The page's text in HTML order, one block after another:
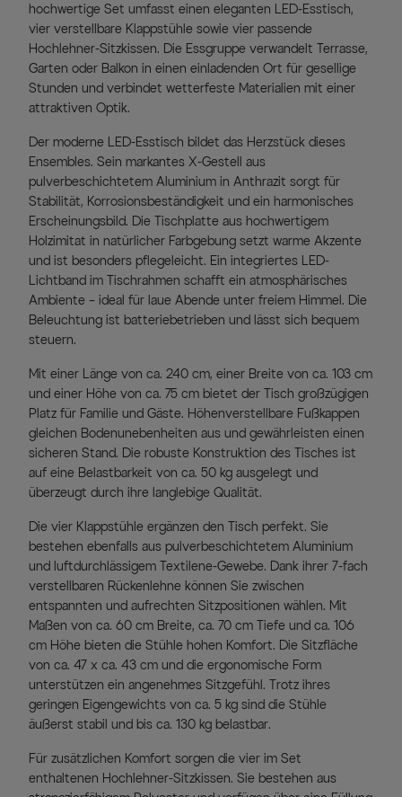
hochwertige Set umfasst einen eleganten LED-Esstisch,
vier verstellbare Klappstühle sowie vier passende
Hochlehner-Sitzkissen. Die Essgruppe verwandelt Terrasse,
Garten oder Balkon in einen einladenden Ort für gesellige
Stunden und verbindet wetterfeste Materialien mit einer
attraktiven Optik.
Der moderne LED-Esstisch bildet das Herzstück dieses
Ensembles. Sein markantes X-Gestell aus
pulverbeschichtetem Aluminium in Anthrazit sorgt für
Stabilität, Korrosionsbeständigkeit und ein harmonisches
Erscheinungsbild. Die Tischplatte aus hochwertigem
Holzimitat in natürlicher Farbgebung setzt warme Akzente
und ist besonders pflegeleicht. Ein integriertes LED-
Lichtband im Tischrahmen schafft ein atmosphärisches
Ambiente – ideal für laue Abende unter freiem Himmel. Die
Beleuchtung ist batteriebetrieben und lässt sich bequem
steuern.
Mit einer Länge von ca. 240 cm, einer Breite von ca. 103 cm
und einer Höhe von ca. 75 cm bietet der Tisch großzügigen
Platz für Familie und Gäste. Höhenverstellbare Fußkappen
gleichen Bodenunebenheiten aus und gewährleisten einen
sicheren Stand. Die robuste Konstruktion des Tisches ist
auf eine Belastbarkeit von ca. 50 kg ausgelegt und
überzeugt durch ihre langlebige Qualität.
Die vier Klappstühle ergänzen den Tisch perfekt. Sie
bestehen ebenfalls aus pulverbeschichtetem Aluminium
und luftdurchlässigem Textilene-Gewebe. Dank ihrer 7-fach
verstellbaren Rückenlehne können Sie zwischen
entspannten und aufrechten Sitzpositionen wählen. Mit
Maßen von ca. 60 cm Breite, ca. 70 cm Tiefe und ca. 106
cm Höhe bieten die Stühle hohen Komfort. Die Sitzfläche
von ca. 47 x ca. 43 cm und die ergonomische Form
unterstützen ein angenehmes Sitzgefühl. Trotz ihres
geringen Eigengewichts von ca. 5 kg sind die Stühle
äußerst stabil und bis ca. 130 kg belastbar.
Für zusätzlichen Komfort sorgen die vier im Set
enthaltenen Hochlehner-Sitzkissen. Sie bestehen aus